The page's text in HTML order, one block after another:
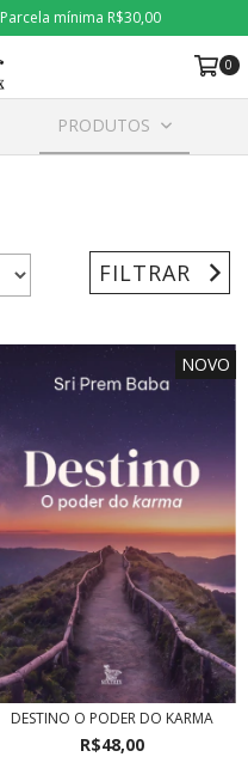
mínima R$30,00
0
PRODUTOS
FILTRAR
NOVO
DESTINO O PODER DO KARMA
R$48,00